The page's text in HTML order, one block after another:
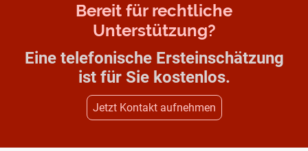
Bereit für rechtliche
Unterstützung?
Eine telefonische Ersteinschätzung
ist für Sie kostenlos.
Jetzt Kontakt aufnehmen